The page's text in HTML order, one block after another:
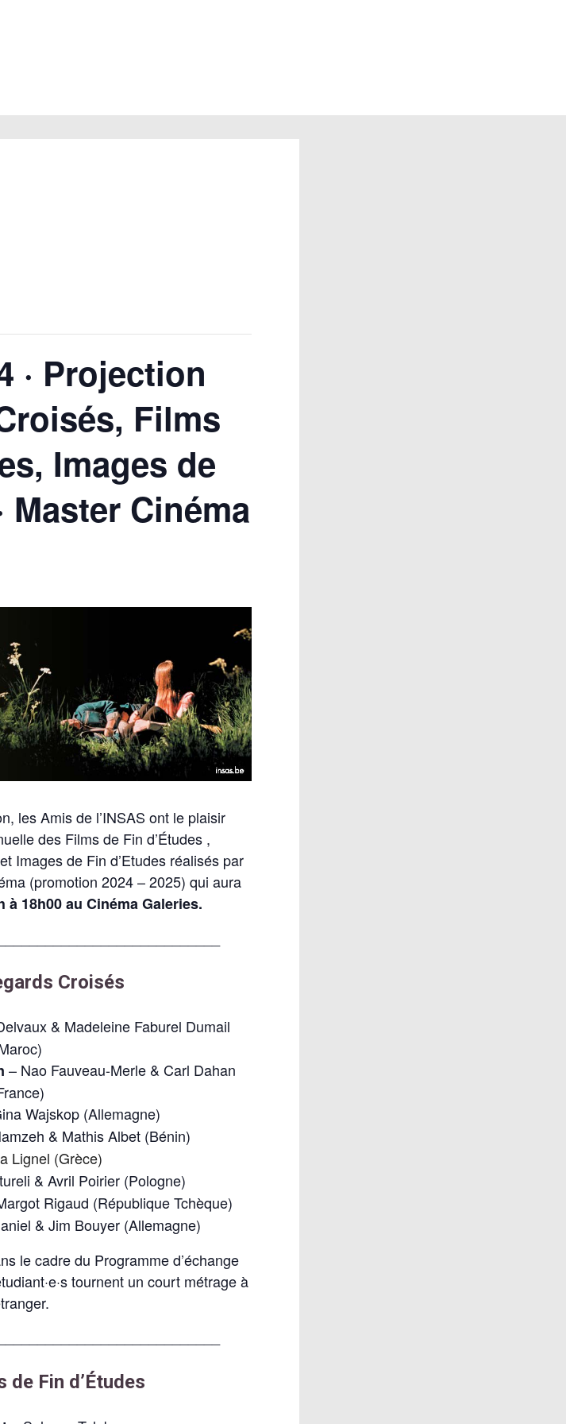
· Projection
Films
Images de
Master Cinéma
les Amis de l’INSAS ont le plaisir
des Films de Fin d’Études ,
Images de Fin d’Etudes réalisés par
(promotion 2024 – 2025) qui aura
à 18h00 au Cinéma Galeries.
Croisés
& Madeleine Faburel Dumail
– Nao Fauveau-Merle & Carl Dahan
Wajskop (Allemagne)
& Mathis Albet (Bénin)
Lignel (Grèce)
& Avril Poirier (Pologne)
Rigaud (République Tchèque)
& Jim Bouyer (Allemagne)
le cadre du Programme d’échange
tournent un court métrage à
de Fin d’Études